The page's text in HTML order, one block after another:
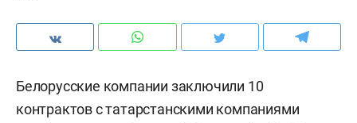
Белорусские компании заключили 10
контрактов с татарстанскими компаниями